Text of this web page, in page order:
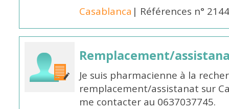
Casablanca | Références n°
Remplacement/
Je suis pharmacienne à la
remplacement/assistanat sur
me contacter au 0637037745.